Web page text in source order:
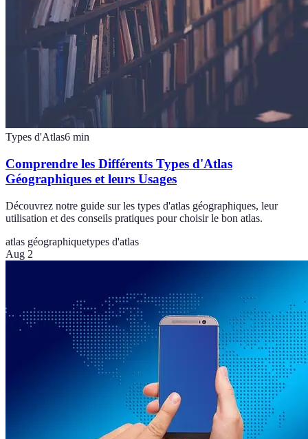
Types d'Atlas6 min
Comprendre les Différents Types d'Atlas
Géographiques et leurs Usages
Découvrez notre guide sur les types d'atlas géographiques, leur
utilisation et des conseils pratiques pour choisir le bon atlas.
atlas géographiquetypes d'atlas
Aug 2